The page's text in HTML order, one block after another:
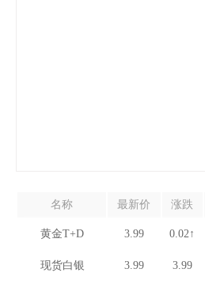
名称 最新价 涨跌
黄金T+D 3.99 0.02↑
现货白银 3.99 3.99